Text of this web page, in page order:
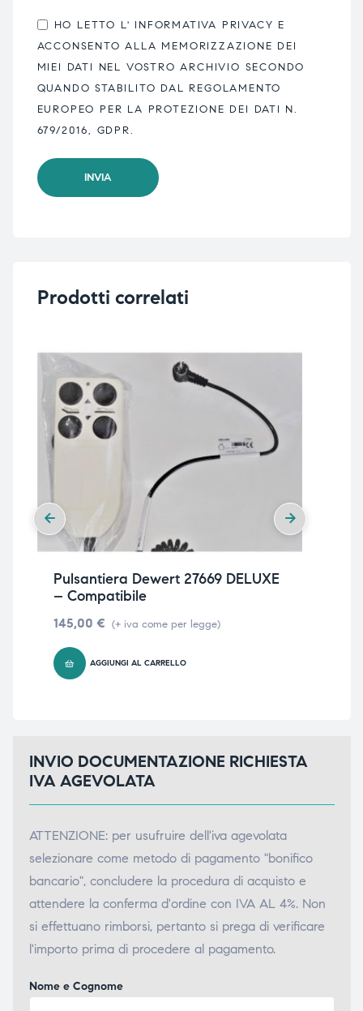
HO LETTO L' INFORMATIVA PRIVACY E
ACCONSENTO ALLA MEMORIZZAZIONE DEI
MIEI DATI NEL VOSTRO ARCHIVIO SECONDO
QUANDO STABILITO DAL REGOLAMENTO
EUROPEO PER LA PROTEZIONE DEI DATI N.
679/2016, GDPR.
Prodotti correlati
Pulsantiera Dewert 27669 DELUXE
– Compatibile
145,00 € (+ iva come per legge)
AGGIUNGI AL CARRELLO
INVIO DOCUMENTAZIONE RICHIESTA
IVA AGEVOLATA
ATTENZIONE: per usufruire dell'iva agevolata
selezionare come metodo di pagamento "bonifico
bancario", concludere la procedura di acquisto e
attendere la conferma d'ordine con IVA AL 4%. Non
si effettuano rimborsi, pertanto si prega di verificare
l'importo prima di procedere al pagamento.
Nome e Cognome